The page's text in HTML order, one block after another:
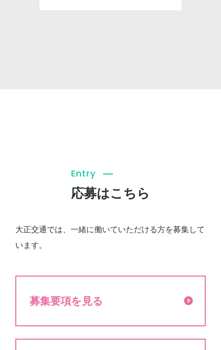
Entry
応募はこちら
大正交通では、一緒に働いていただける方を募集して
います。
募集要項を見る